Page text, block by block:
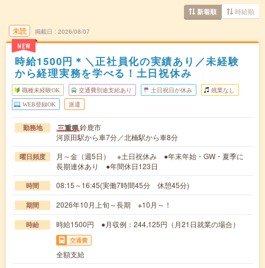
新着順 時給順
未読
NEW
掲載日 2026/08/07
時給1500円＊＼正社員化の実績あり／未経験
から経理実務を学べる！土日祝休み
職種未経験OK 交通費別途支給あり 土日祝日が休み 残業なし
WEB登録OK 派遣
勤務地 三重県鈴鹿市
河原田駅から車7分／北楠駅から車8分
曜日頻度
月～金（週5日） ※土日祝休み ●年末年始・GW・夏季に
長期連休あり ●年間休日123日
時間 08:15～16:45(実働7時間45分 休憩45分)
期間 2026年10月上旬～長期 ※10月～！
時給 時給1500円 ●月収例：244,125円（月21日就業の場合）
交通費
全額支給